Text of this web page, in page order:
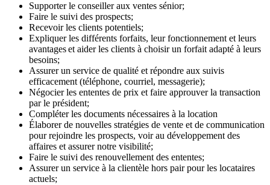
Supporter le conseiller aux ventes sénior;
Faire le suivi des prospects;
Recevoir les clients potentiels;
Expliquer les différents forfaits, leur fonctionnement et leurs
avantages et aider les clients à choisir un forfait adapté à leurs
besoins;
Assurer un service de qualité et répondre aux suivis
efficacement (téléphone, courriel, messagerie);
Négocier les ententes de prix et faire approuver la transaction
par le président;
Compléter les documents nécessaires à la location
Élaborer de nouvelles stratégies de vente et de communication
pour rejoindre les prospects, voir au développement des
affaires et assurer notre visibilité;
Faire le suivi des renouvellement des ententes;
Assurer un service à la clientèle hors pair pour les locataires
actuels;